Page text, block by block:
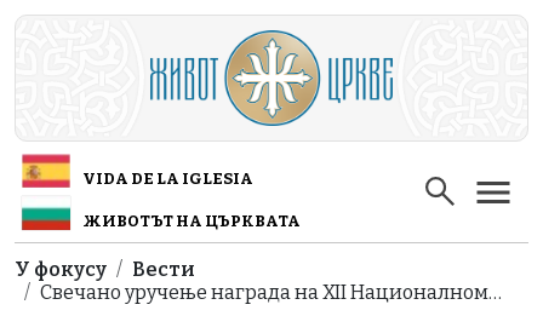
Skip to main content
VIDA DE LA IGLESIA
ЖИВОТЪТ НА ЦЪРКВАТА
Breadcrumb
У фокусу
Вести
Свечано уручење награда на XII Националном…